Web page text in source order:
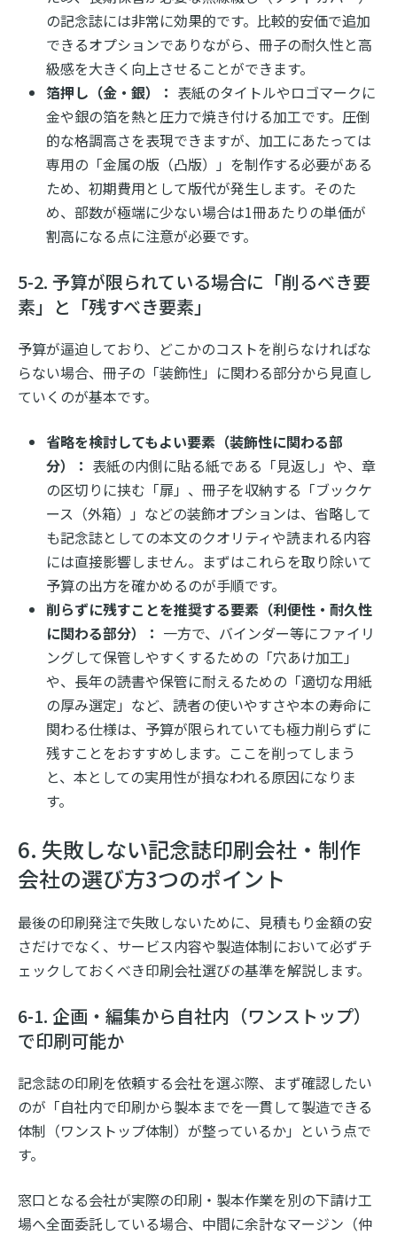
の記念誌には非常に効果的です。比較的安価で追加
できるオプションでありながら、冊子の耐久性と高
級感を大きく向上させることができます。
箔押し（金・銀）： 表紙のタイトルやロゴマークに
金や銀の箔を熱と圧力で焼き付ける加工です。圧倒
的な格調高さを表現できますが、加工にあたっては
専用の「金属の版（凸版）」を制作する必要がある
ため、初期費用として版代が発生します。そのた
め、部数が極端に少ない場合は1冊あたりの単価が
割高になる点に注意が必要です。
5-2. 予算が限られている場合に「削るべき要
素」と「残すべき要素」
予算が逼迫しており、どこかのコストを削らなければな
らない場合、冊子の「装飾性」に関わる部分から見直し
ていくのが基本です。
省略を検討してもよい要素（装飾性に関わる部
分）： 表紙の内側に貼る紙である「見返し」や、章
の区切りに挟む「扉」、冊子を収納する「ブックケ
ース（外箱）」などの装飾オプションは、省略して
も記念誌としての本文のクオリティや読まれる内容
には直接影響しません。まずはこれらを取り除いて
予算の出方を確かめるのが手順です。
削らずに残すことを推奨する要素（利便性・耐久性
に関わる部分）： 一方で、バインダー等にファイリ
ングして保管しやすくするための「穴あけ加工」
や、長年の読書や保管に耐えるための「適切な用紙
の厚み選定」など、読者の使いやすさや本の寿命に
関わる仕様は、予算が限られていても極力削らずに
残すことをおすすめします。ここを削ってしまう
と、本としての実用性が損なわれる原因になりま
す。
6. 失敗しない記念誌印刷会社・制作
会社の選び方3つのポイント
最後の印刷発注で失敗しないために、見積もり金額の安
さだけでなく、サービス内容や製造体制において必ずチ
ェックしておくべき印刷会社選びの基準を解説します。
6-1. 企画・編集から自社内（ワンストップ）
で印刷可能か
記念誌の印刷を依頼する会社を選ぶ際、まず確認したい
のが「自社内で印刷から製本までを一貫して製造できる
体制（ワンストップ体制）が整っているか」という点で
す。
窓口となる会社が実際の印刷・製本作業を別の下請け工
場へ全面委託している場合、中間に余計なマージン（仲